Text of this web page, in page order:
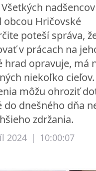
Všetkých nadšencov
obcou Hričovské
poteší správa,
v prácach na
hrad opravuje, má
niekoľko cieľov.
môžu ohroziť
dnešného dňa
zdržania.
2024 | 10:00:07